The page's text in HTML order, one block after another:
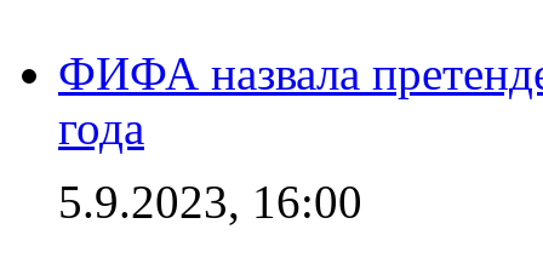
ФИФА назвала
года
5.9.2023, 16:00